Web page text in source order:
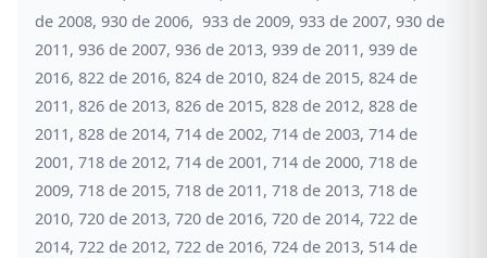
de 2008, 930 de 2006, 933 de 2009, 933 de 2007, 930 de
2011, 936 de 2007, 936 de 2013, 939 de 2011, 939 de
2016, 822 de 2016, 824 de 2010, 824 de 2015, 824 de
2011, 826 de 2013, 826 de 2015, 828 de 2012, 828 de
2011, 828 de 2014, 714 de 2002, 714 de 2003, 714 de
2001, 718 de 2012, 714 de 2001, 714 de 2000, 718 de
2009, 718 de 2015, 718 de 2011, 718 de 2013, 718 de
2010, 720 de 2013, 720 de 2016, 720 de 2014, 722 de
2014, 722 de 2012, 722 de 2016, 724 de 2013, 514 de